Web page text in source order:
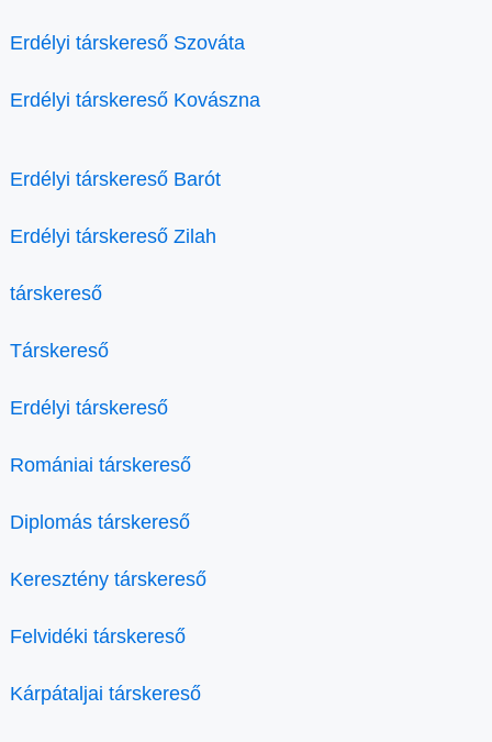
Erdélyi társkereső Szováta
Erdélyi társkereső Kovászna
Erdélyi társkereső Barót
Erdélyi társkereső Zilah
társkereső
Társkereső
Erdélyi társkereső
Romániai társkereső
Diplomás társkereső
Keresztény társkereső
Felvidéki társkereső
Kárpátaljai társkereső